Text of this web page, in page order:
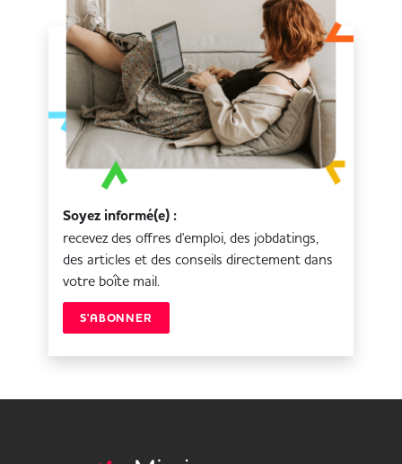
Soyez informé(e) :
recevez des offres d'emploi, des jobdatings,
des articles et des conseils directement dans
votre boîte mail.
S'ABONNER